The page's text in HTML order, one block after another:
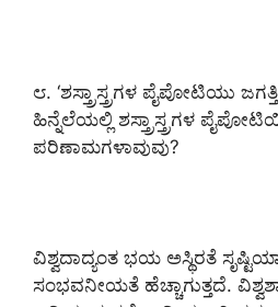
೮. ‘ಶಸ್ತ್ರಾಸ್ತ್ರಗಳ ಪೈಪೋಟಿಯು
ಹಿನ್ನೆಲೆಯಲ್ಲಿ ಶಸ್ತ್ರಾಸ್ತ್ರಗಳ
ಪರಿಣಾಮಗಳಾವುವು?
ವಿಶ್ವದಾದ್ಯಂತ ಭಯ ಅಸ್ಥಿರತೆ
ಸಂಭವನೀಯತೆ ಹೆಚ್ಚಾಗುತ್ತದೆ.